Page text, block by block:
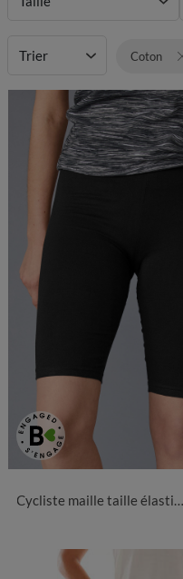
Trier Coton
Cycliste maille taille élastiquée